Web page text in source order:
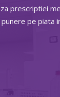
prescriptiei
pe piata